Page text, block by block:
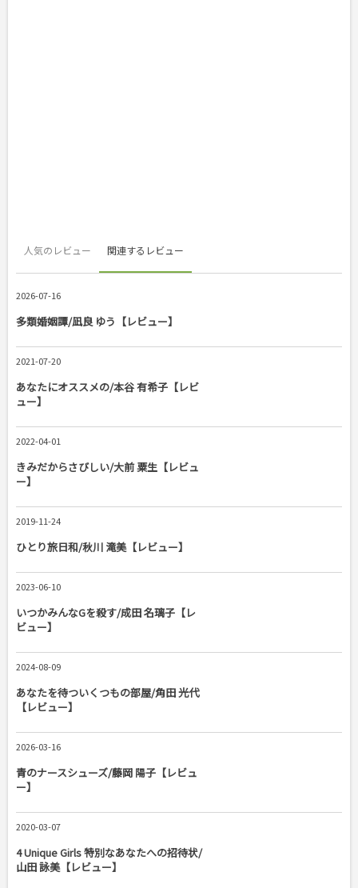
人気のレビュー 関連するレビュー
2026-07-16
多類婚姻譚/凪良 ゆう【レビュー】
2021-07-20
あなたにオススメの/本谷 有希子【レビ
ュー】
2022-04-01
きみだからさびしい/大前 粟生【レビュ
ー】
2019-11-24
ひとり旅日和/秋川 滝美【レビュー】
2023-06-10
いつかみんなGを殺す/成田 名璃子【レ
ビュー】
2024-08-09
あなたを待ついくつもの部屋/角田 光代
【レビュー】
2026-03-16
青のナースシューズ/藤岡 陽子【レビュ
ー】
2020-03-07
4 Unique Girls 特別なあなたへの招待状/
山田 詠美【レビュー】